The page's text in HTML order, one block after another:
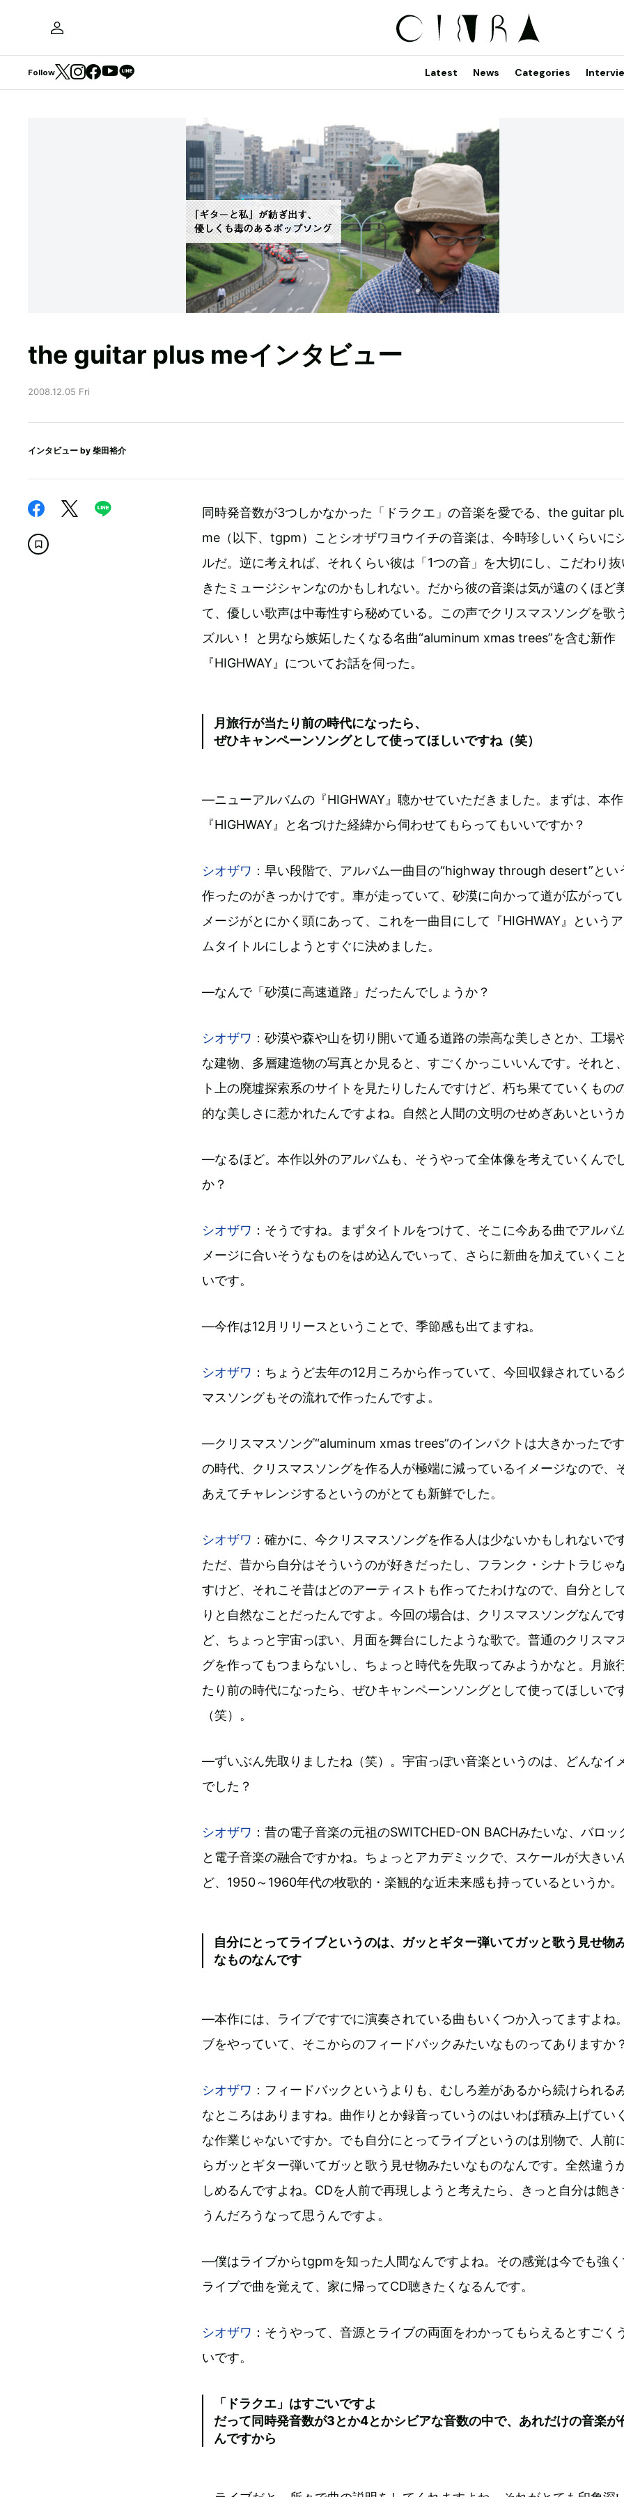
Follow Latest News Categories
the guitar plus meインタビュー
2008.12.05 Fri
インタビュー by 柴田裕介
同時発音数が3つしかなかった「ドラクエ」の音楽を愛でる、the guitar
me（以下、tgpm）ことシオザワヨウイチの音楽は、今時珍しいくらいに
ルだ。逆に考えれば、それくらい彼は「1つの音」を大切にし、こだわり抜
きたミュージシャンなのかもしれない。だから彼の音楽は気が遠のくほど
て、優しい歌声は中毒性すら秘めている。この声でクリスマスソングを歌
ズルい！ と男なら嫉妬したくなる名曲“aluminum xmas trees”を含む新作
『HIGHWAY』についてお話を伺った。
月旅行が当たり前の時代になったら、
ぜひキャンペーンソングとして使ってほしいですね（笑）
―ニューアルバムの『HIGHWAY』聴かせていただきました。まずは、本
『HIGHWAY』と名づけた経緯から伺わせてもらってもいいですか？
シオザワ ：早い段階で、アルバム一曲目の“highway through desert”とい
作ったのがきっかけです。車が走っていて、砂漠に向かって道が広がって
メージがとにかく頭にあって、これを一曲目にして『HIGHWAY』という
ムタイトルにしようとすぐに決めました。
―なんで「砂漠に高速道路」だったんでしょうか？
シオザワ ：砂漠や森や山を切り開いて通る道路の崇高な美しさとか、工場
な建物、多層建造物の写真とか見ると、すごくかっこいいんです。それと
ト上の廃墟探索系のサイトを見たりしたんですけど、朽ち果てていくもの
的な美しさに惹かれたんですよね。自然と人間の文明のせめぎあいというか
―なるほど。本作以外のアルバムも、そうやって全体像を考えていくんで
か？
シオザワ ：そうですね。まずタイトルをつけて、そこに今ある曲でアルバ
メージに合いそうなものをはめ込んでいって、さらに新曲を加えていくこ
いです。
―今作は12月リリースということで、季節感も出てますね。
シオザワ ：ちょうど去年の12月ころから作っていて、今回収録されている
マスソングもその流れで作ったんですよ。
―クリスマスソング“aluminum xmas trees”のインパクトは大きかったで
の時代、クリスマスソングを作る人が極端に減っているイメージなので、
あえてチャレンジするというのがとても新鮮でした。
シオザワ ：確かに、今クリスマスソングを作る人は少ないかもしれないで
ただ、昔から自分はそういうのが好きだったし、フランク・シナトラじゃ
すけど、それこそ昔はどのアーティストも作ってたわけなので、自分とし
りと自然なことだったんですよ。今回の場合は、クリスマスソングなんで
ど、ちょっと宇宙っぽい、月面を舞台にしたような歌で。普通のクリスマ
グを作ってもつまらないし、ちょっと時代を先取ってみようかなと。月旅
たり前の時代になったら、ぜひキャンペーンソングとして使ってほしいで
（笑）。
―ずいぶん先取りましたね（笑）。宇宙っぽい音楽というのは、どんなイ
でした？
シオザワ ：昔の電子音楽の元祖のSWITCHED-ON BACHみたいな、バロッ
と電子音楽の融合ですかね。ちょっとアカデミックで、スケールが大きい
ど、1950～1960年代の牧歌的・楽観的な近未来感も持っているというか。
自分にとってライブというのは、ガッとギター弾いてガッと歌う見せ物
なものなんです
―本作には、ライブですでに演奏されている曲もいくつか入ってますよね
ブをやっていて、そこからのフィードバックみたいなものってありますか？
シオザワ ：フィードバックというよりも、むしろ差があるから続けられる
なところはありますね。曲作りとか録音っていうのはいわば積み上げてい
な作業じゃないですか。でも自分にとってライブというのは別物で、人前
らガッとギター弾いてガッと歌う見せ物みたいなものなんです。全然違う
しめるんですよね。CDを人前で再現しようと考えたら、きっと自分は飽き
うんだろうなって思うんですよ。
―僕はライブからtgpmを知った人間なんですよね。その感覚は今でも強く
ライブで曲を覚えて、家に帰ってCD聴きたくなるんです。
シオザワ ：そうやって、音源とライブの両面をわかってもらえるとすごく
いです。
「ドラクエ」はすごいですよ
だって同時発音数が3とか4とかシビアな音数の中で、あれだけの音楽が
んですから